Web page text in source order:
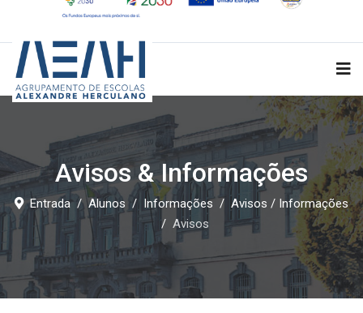
Avisos & Informações
Entrada Alunos Informações
Avisos / Informações
Avisos